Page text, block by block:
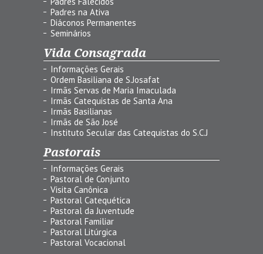
Padres na Ativa
Diáconos Permanentes
Seminários
Vida Consagrada
Informações Gerais
Ordem Basiliana de S.Josafat
Irmãs Servas de Maria Imaculada
Irmãs Catequistas de Santa Ana
Irmãs Basilianas
Irmãs de São José
Instituto Secular das Catequistas do S.C.J
Pastorais
Informações Gerais
Pastoral de Conjunto
Visita Canônica
Pastoral Catequética
Pastoral da Juventude
Pastoral Familiar
Pastoral Litúrgica
Pastoral Vocacional